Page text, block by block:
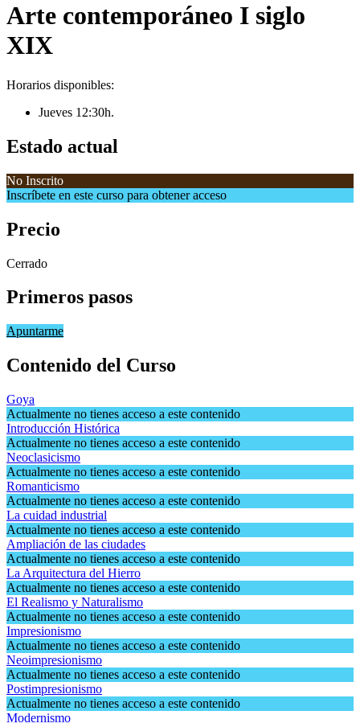
Arte contemporáneo I siglo
XIX
Horarios disponibles:
Jueves 12:30h.
Estado actual
No Inscrito
Inscríbete en este curso para obtener acceso
Precio
Cerrado
Primeros pasos
Apuntarme
Contenido del Curso
Goya
Actualmente no tienes acceso a este contenido
Introducción Histórica
Actualmente no tienes acceso a este contenido
Neoclasicismo
Actualmente no tienes acceso a este contenido
Romanticismo
Actualmente no tienes acceso a este contenido
La cuidad industrial
Actualmente no tienes acceso a este contenido
Ampliación de las ciudades
Actualmente no tienes acceso a este contenido
La Arquitectura del Hierro
Actualmente no tienes acceso a este contenido
El Realismo y Naturalismo
Actualmente no tienes acceso a este contenido
Impresionismo
Actualmente no tienes acceso a este contenido
Neoimpresionismo
Actualmente no tienes acceso a este contenido
Postimpresionismo
Actualmente no tienes acceso a este contenido
Modernismo